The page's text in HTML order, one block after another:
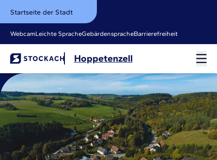
Startseite der Stadt
WebcamLeichte SpracheGebärdenspracheBarrierefreiheit
Hoppetenzell